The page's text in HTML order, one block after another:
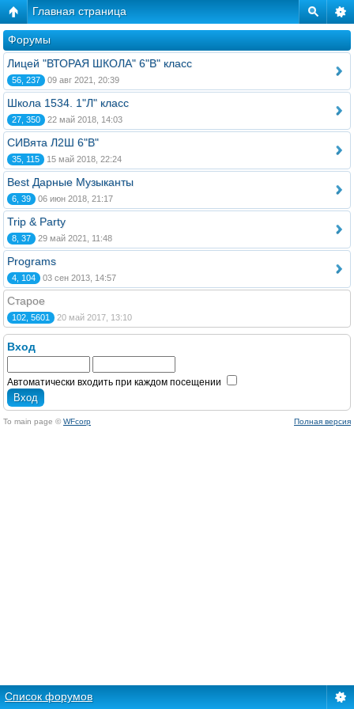
Главная страница
Форумы
Лицей "ВТОРАЯ ШКОЛА" 6"В" класс
56, 237 09 авг 2021, 20:39
Школа 1534. 1"Л" класс
27, 350 22 май 2018, 14:03
СИВята Л2Ш 6"В"
35, 115 15 май 2018, 22:24
Best Дарные Музыканты
6, 39 06 июн 2018, 21:17
Trip & Party
8, 37 29 май 2021, 11:48
Programs
4, 104 03 сен 2013, 14:57
Старое
102, 5601 20 май 2017, 13:10
Вход
Автоматически входить при каждом посещении
To main page © WFcorp Полная версия
Список форумов